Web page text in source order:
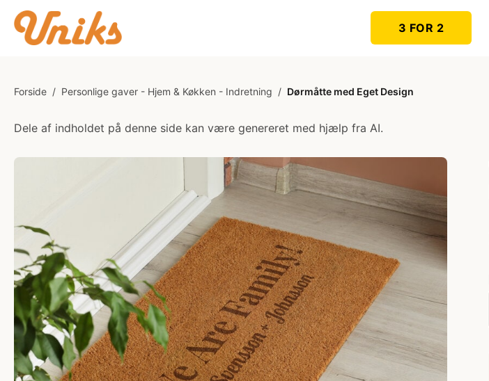
3 FOR 2
Forside / Personlige gaver - Hjem & Køkken - Indretning / Dørmåtte med Eget Design
Dele af indholdet på denne side kan være genereret med hjælp fra AI.